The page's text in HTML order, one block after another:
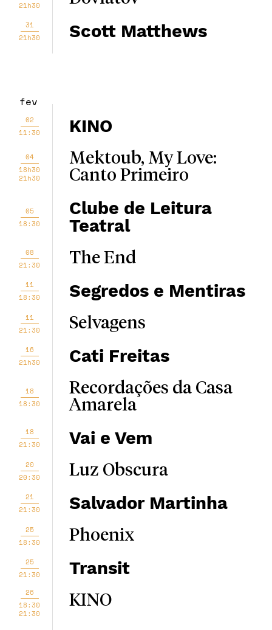
21h30
31
21h30
Scott Matthews
fev
02
11:30
KINO
04
18h30
21h30
Mektoub, My Love:
Canto Primeiro
05
18:30
Clube de Leitura
Teatral
08
21:30
The End
11
18:30
Segredos e Mentiras
11
21:30
Selvagens
16
21h30
Cati Freitas
18
18:30
Recordações da Casa
Amarela
18
21:30
Vai e Vem
20
20:30
Luz Obscura
21
21:30
Salvador Martinha
25
18:30
Phoenix
25
21:30
Transit
26
18:30
21:30
KINO